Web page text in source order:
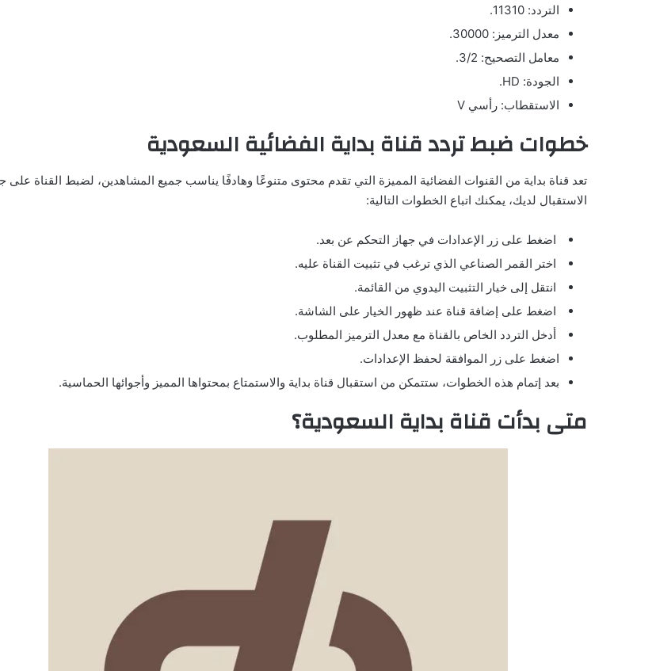
التردد: 11310.
معدل الترميز: 30000.
معامل التصحيح: 3/2.
الجودة: HD.
الاستقطاب: رأسي V
خطوات ضبط تردد قناة بداية الفضائية السعودية
تعد قناة بداية من القنوات الفضائية المميزة التي تقدم محتوى متنوعًا وهادفًا يناسب جميع المشاهدين، لضبط القناة على
الاستقبال لديك، يمكنك اتباع الخطوات التالية:
اضغط على زر الإعدادات في جهاز التحكم عن بعد.
اختر القمر الصناعي الذي ترغب في تثبيت القناة عليه.
انتقل إلى خيار التثبيت اليدوي من القائمة.
اضغط على إضافة قناة عند ظهور الخيار على الشاشة.
أدخل التردد الخاص بالقناة مع معدل الترميز المطلوب.
اضغط على زر الموافقة لحفظ الإعدادات.
بعد إتمام هذه الخطوات، ستتمكن من استقبال قناة بداية والاستمتاع بمحتواها المميز وأجوائها الحماسية.
متى بدأت قناة بداية السعودية؟